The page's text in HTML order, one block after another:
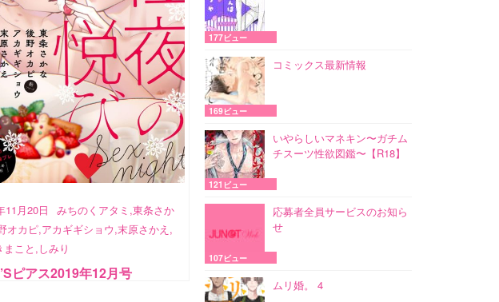
11月20日
みちのくアタミ,東条さか
オカピ,アカギギショウ,末原さかえ,
まこと,しみり
ピアス2019年12月号
177ビュー
コミックス最新情報
169ビュー
いやらしいマネキン〜ガチム
チスーツ性欲図鑑〜【R18】
121ビュー
応募者全員サービスのお知ら
せ
107ビュー
ムリ婚。 4